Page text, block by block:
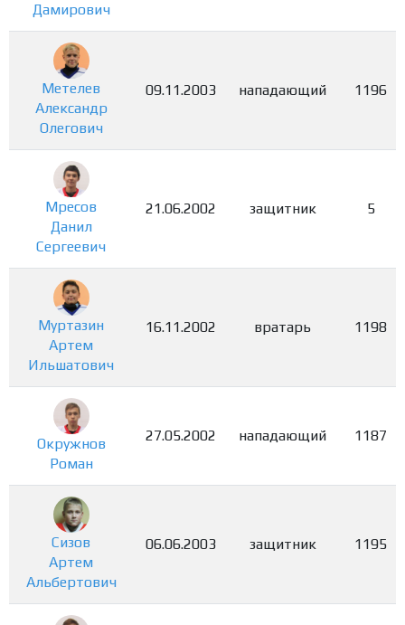
Дамирович
Метелев
Александр
Олегович
09.11.2003 нападающий 1196
Мресов
Данил
Сергеевич
21.06.2002 защитник 5
Муртазин
Артем
Ильшатович
16.11.2002 вратарь 1198
Окружнов
Роман
27.05.2002 нападающий 1187
Сизов
Артем
Альбертович
06.06.2003 защитник 1195